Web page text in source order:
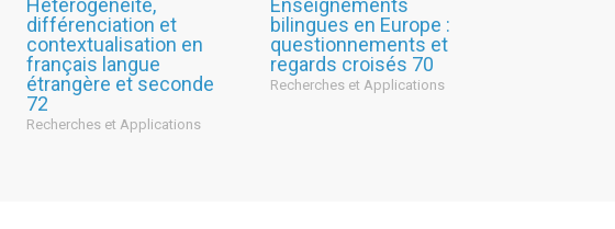
Hétérogénéité,
différenciation et
contextualisation en
français langue
étrangère et seconde
72
Recherches et Applications
Enseignements
bilingues en Europe :
questionnements et
regards croisés 70
Recherches et Applications